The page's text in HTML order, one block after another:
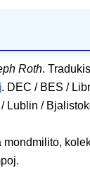
Roth.
. DEC / BES /
Lublin /
mondmilito,